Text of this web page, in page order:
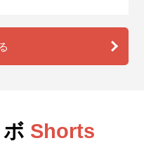
Shorts